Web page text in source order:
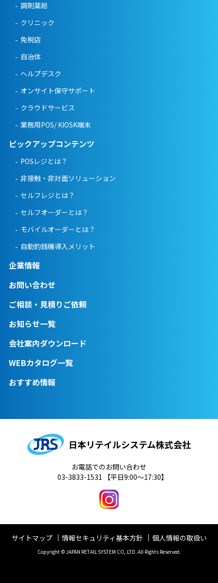
調剤薬局
クリニック
免税店
自治体
ヘルプデスク
オンサイト保守サポート
クラウドサービス
業務用POS/ KIOSK端末
ピックアップコンテンツ
POSレジとは？
非接触・非対面ソリューション
セルフレジとは？
セルフオーダーとは？
モバイルオーダーとは？
自動釣銭機導入メリット
企業情報
お問い合わせ
ご相談・見積りご依頼
お知らせ一覧
会社案内ダウンロード
WEBカタログ一覧
おすすめ情報
日本リテイルシステム株式会社
お電話でのお問い合わせ
03-3833-1531
【平日9:00～17:30】
サイトマップ 情報セキュリティ基本方針 個人情報の取扱い
Copyright © JAPAN RETAIL SYSTEM CO,.LTD. All Rights Reserved.